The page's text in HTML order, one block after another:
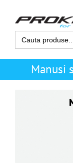
content
Search
for:
Manusi